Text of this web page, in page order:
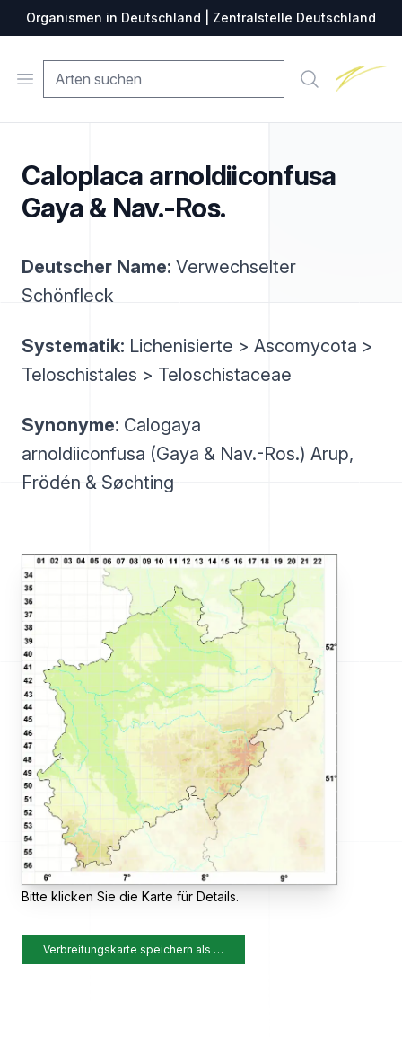
Organismen in Deutschland | Zentralstelle Deutschland
Open menu Suche
Caloplaca arnoldiiconfusa
Gaya & Nav.-Ros.
Deutscher Name: Verwechselter
Schönfleck
Systematik: Lichenisierte > Ascomycota >
Teloschistales > Teloschistaceae
Synonyme: Calogaya
arnoldiiconfusa (Gaya & Nav.-Ros.) Arup,
Frödén & Søchting
Bitte klicken Sie die Karte für Details.
Verbreitungskarte speichern als …